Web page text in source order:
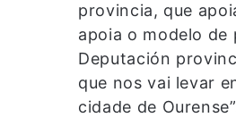
provincia, que
apoia o modelo
Deputación
que nos vai levar
cidade de